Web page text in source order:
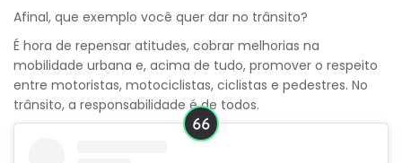
Afinal, que exemplo você quer dar no trânsito?
É hora de repensar atitudes, cobrar melhorias na
mobilidade urbana e, acima de tudo, promover o respeito
entre motoristas, motociclistas, ciclistas e pedestres. No
trânsito, a responsabilidade é de todos.